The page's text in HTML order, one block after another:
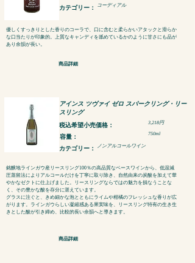
コーディアル
カテゴリー：
優しくすっきりとした香りのコーラで、口に含むと柔らかいアタックと滑らか
な口当たりが印象的。上質なキャンディを舐めているかのように甘さにも品が
あり余韻が長い。
商品詳細
アインス ツヴァイ ゼロ スパークリング・リー
スリング
税込​希望小売価格：
3,218円
750ml
容量：
ノンアルコールワイン
カテゴリー：
銘醸地ラインガウ産リースリング100％の高品質なベースワインから、低温減
圧蒸留法によりアルコールだけを丁寧に取り除き、自然由来の炭酸を加えて華
やかなゼクトに仕上げました。リースリングならではの魅力を損なうことな
く、その豊かな酸を存分に湛えています。
グラスに注ぐと、きめ細かな泡とともにライムや柑橘のフレッシュな香りが広
がります。ラインガウらしい凝縮感ある果実味を、リースリング特有の生き生
きとした酸が引き締め、比較的長い余韻へと導きます。
商品詳細